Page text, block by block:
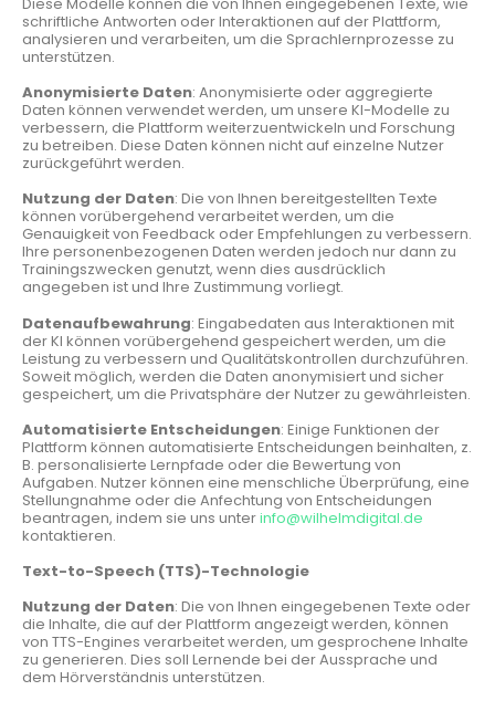
schriftliche Antworten oder Interaktionen auf der Plattform,
analysieren und verarbeiten, um die Sprachlernprozesse zu
unterstützen.
Anonymisierte Daten: Anonymisierte oder aggregierte
Daten können verwendet werden, um unsere KI-Modelle zu
verbessern, die Plattform weiterzuentwickeln und Forschung
zu betreiben. Diese Daten können nicht auf einzelne Nutzer
zurückgeführt werden.
Nutzung der Daten: Die von Ihnen bereitgestellten Texte
können vorübergehend verarbeitet werden, um die
Genauigkeit von Feedback oder Empfehlungen zu verbessern.
Ihre personenbezogenen Daten werden jedoch nur dann zu
Trainingszwecken genutzt, wenn dies ausdrücklich
angegeben ist und Ihre Zustimmung vorliegt.
Datenaufbewahrung: Eingabedaten aus Interaktionen mit
der KI können vorübergehend gespeichert werden, um die
Leistung zu verbessern und Qualitätskontrollen durchzuführen.
Soweit möglich, werden die Daten anonymisiert und sicher
gespeichert, um die Privatsphäre der Nutzer zu gewährleisten.
Automatisierte Entscheidungen: Einige Funktionen der
Plattform können automatisierte Entscheidungen beinhalten, z.
B. personalisierte Lernpfade oder die Bewertung von
Aufgaben. Nutzer können eine menschliche Überprüfung, eine
Stellungnahme oder die Anfechtung von Entscheidungen
beantragen, indem sie uns unterinfo@wilhelmdigital.de
kontaktieren.
Text-to-Speech (TTS)-Technologie
Nutzung der Daten: Die von Ihnen eingegebenen Texte oder
die Inhalte, die auf der Plattform angezeigt werden, können
von TTS-Engines verarbeitet werden, um gesprochene Inhalte
zu generieren. Dies soll Lernende bei der Aussprache und
dem Hörverständnis unterstützen.